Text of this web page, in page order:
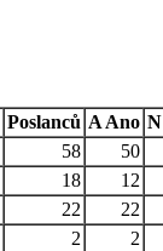
Poslanců A Ano N
58
50
18
12
22
22
2
2